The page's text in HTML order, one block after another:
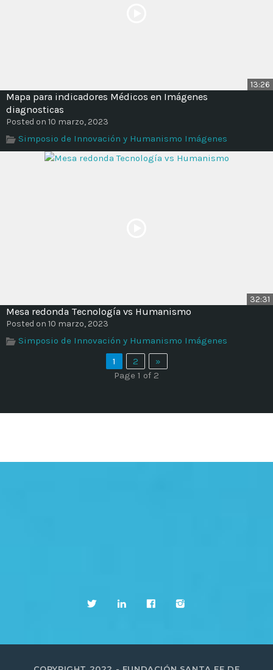
13:26
Mapa para indicadores Médicos en Imágenes
diagnosticas
Posted on 10 marzo, 2023
Simposio de Innovación y Humanismo Imágenes
32:31
Mesa redonda Tecnología vs Humanismo
Posted on 10 marzo, 2023
Simposio de Innovación y Humanismo Imágenes
1
2
»
Page 1 of 2